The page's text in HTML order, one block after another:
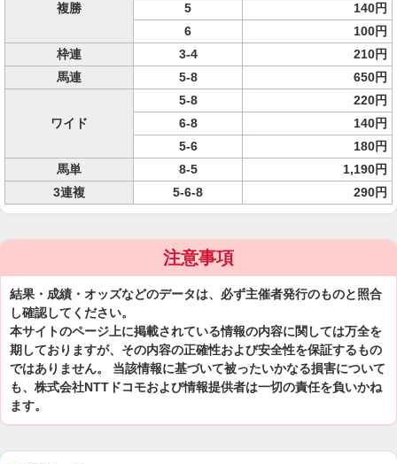
複勝
5
140円
6
100円
枠連
3-4
210円
馬連
5-8 650円
ワイド
5-8
220円
6-8
140円
5-6
180円
馬単
8-5
1,190円
3連複
5-6-8 290円
注意事項
結果・成績・オッズなどのデータは、必ず主催者発行のものと照合
し確認してください。
本サイトのページ上に掲載されている情報の内容に関しては万全を
期しておりますが、その内容の正確性および安全性を保証するもの
ではありません。 当該情報に基づいて被ったいかなる損害について
も、株式会社NTTドコモおよび情報提供者は一切の責任を負いかね
ます。